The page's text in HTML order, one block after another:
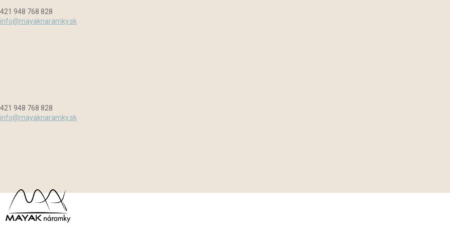
na
421 948 768 828
info@mayaknaramky.sk
421 948 768 828
info@mayaknaramky.sk